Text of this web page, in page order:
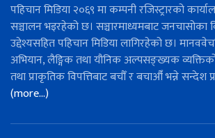
पहिचान मिडिया २०६९ मा कम्पनी रजिस्ट्रारको
सञ्चालन भइरहेको छ। सञ्चारमाध्यमबाट जनचासोका
उद्देश्यसहित पहिचान मिडिया लागिरहेको छ।
अभियान, लैङ्गिक तथा यौनिक अल्पसङ्ख्यक
तथा प्राकृतिक विपत्तिबाट बचौँ र बचाऔँ भन्ने सन्देश
(more…)